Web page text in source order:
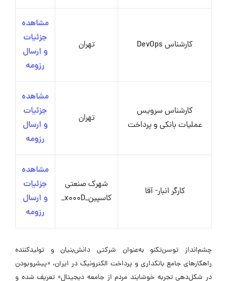
کارشناس DevOps تهران
مشاهده
جزئیات
و ارسال
رزومه
کارشناس سرویس
عملیات بانکی و پرداخت
تهران
مشاهده
جزئیات
و ارسال
رزومه
کارگر انبار- آقا
شهرک صنعتی
کاسپین_x000D_
مشاهده
جزئیات
و ارسال
رزومه
چشم‌انداز توسن‌تکنو به‌عنوان شرکتی دانش‌بنیان و تولیدکننده
راهکارهای جامع بانکداری و پرداخت الکترونیک در ایران، «پیشرو‌بودن
در شکل‌دهی تجربه خوشایند مردم از جامعه دیجیتال» تعریف شده و